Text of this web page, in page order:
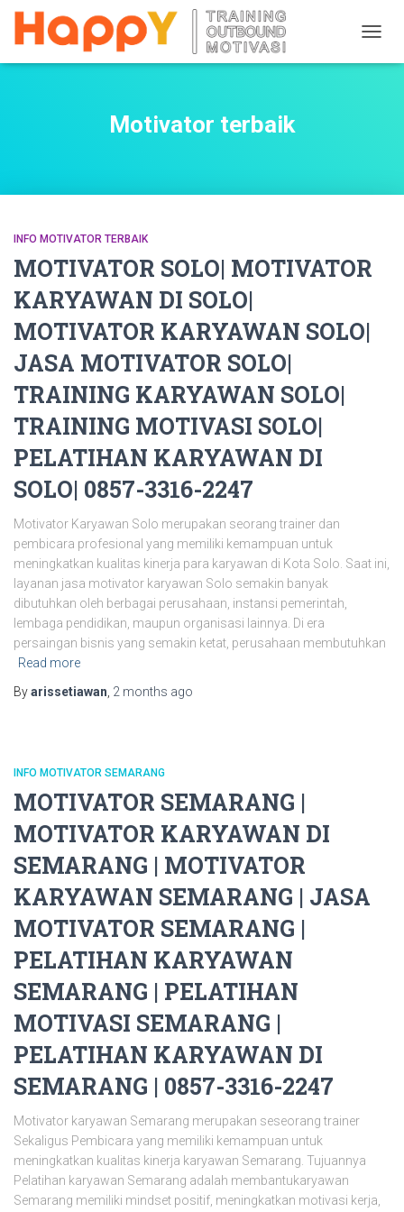
Motivator terbaik
INFO MOTIVATOR TERBAIK
MOTIVATOR SOLO| MOTIVATOR
KARYAWAN DI SOLO|
MOTIVATOR KARYAWAN SOLO|
JASA MOTIVATOR SOLO|
TRAINING KARYAWAN SOLO|
TRAINING MOTIVASI SOLO|
PELATIHAN KARYAWAN DI
SOLO| 0857-3316-2247
Motivator Karyawan Solo merupakan seorang trainer dan
pembicara profesional yang memiliki kemampuan untuk
meningkatkan kualitas kinerja para karyawan di Kota Solo. Saat ini,
layanan jasa motivator karyawan Solo semakin banyak
dibutuhkan oleh berbagai perusahaan, instansi pemerintah,
lembaga pendidikan, maupun organisasi lainnya. Di era
persaingan bisnis yang semakin ketat, perusahaan membutuhkan
Read more
Byarissetiawan 2 months ago
INFO MOTIVATOR SEMARANG
MOTIVATOR SEMARANG |
MOTIVATOR KARYAWAN DI
SEMARANG | MOTIVATOR
KARYAWAN SEMARANG | JASA
MOTIVATOR SEMARANG |
PELATIHAN KARYAWAN
SEMARANG | PELATIHAN
MOTIVASI SEMARANG |
PELATIHAN KARYAWAN DI
SEMARANG | 0857-3316-2247
Motivator karyawan Semarang merupakan seseorang trainer
Sekaligus Pembicara yang memiliki kemampuan untuk
meningkatkan kualitas kinerja karyawan Semarang. Tujuannya
Pelatihan karyawan Semarang adalah membantukaryawan
Semarang memiliki mindset positif, meningkatkan motivasi kerja,